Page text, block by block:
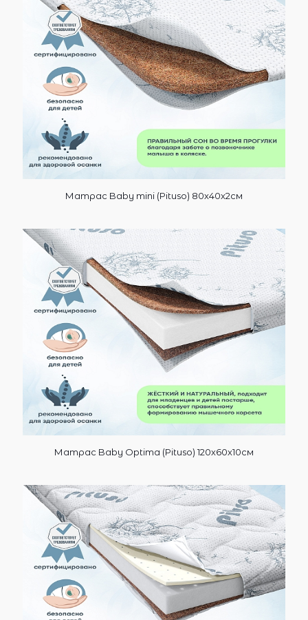
Матрас Baby mini (Pituso) 80х40х2см
Матрас Baby Optima (Pituso) 120х60х10см